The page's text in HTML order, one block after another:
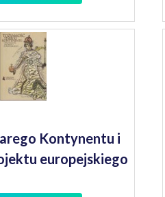
Kontynentu i
europejskiego